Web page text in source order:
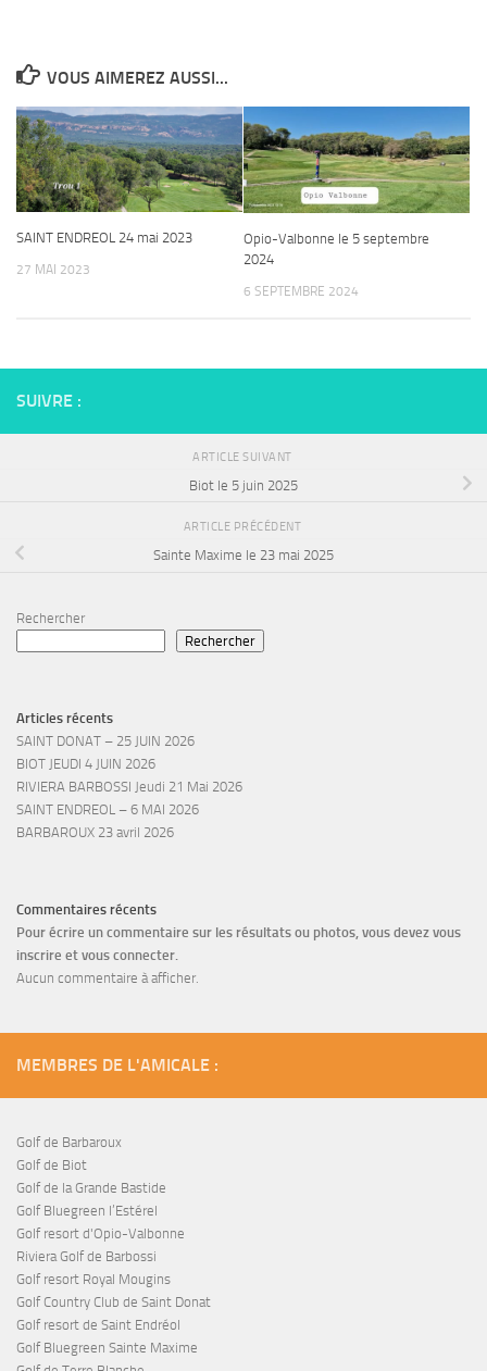
VOUS AIMEREZ AUSSI...
SAINT ENDREOL 24 mai 2023
27 MAI 2023
Opio-Valbonne le 5 septembre
2024
6 SEPTEMBRE 2024
SUIVRE :
ARTICLE SUIVANT
Biot le 5 juin 2025
ARTICLE PRÉCÉDENT
Sainte Maxime le 23 mai 2025
Rechercher
Rechercher
Articles récents
SAINT DONAT – 25 JUIN 2026
BIOT JEUDI 4 JUIN 2026
RIVIERA BARBOSSI Jeudi 21 Mai 2026
SAINT ENDREOL – 6 MAI 2026
BARBAROUX 23 avril 2026
Commentaires récents
Pour écrire un commentaire sur les résultats ou photos, vous devez vous
inscrire et vous connecter.
Aucun commentaire à afficher.
MEMBRES DE L'AMICALE :
Golf de Barbaroux
Golf de Biot
Golf de la Grande Bastide
Golf Bluegreen l’Estérel
Golf resort d'Opio-Valbonne
Riviera Golf de Barbossi
Golf resort Royal Mougins
Golf Country Club de Saint Donat
Golf resort de Saint Endréol
Golf Bluegreen Sainte Maxime